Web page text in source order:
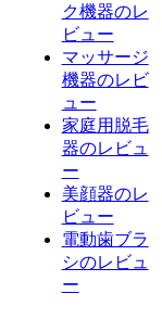
ク機器のレ
ビュー
マッサージ
機器のレビ
ュー
家庭用脱毛
器のレビュ
ー
美顔器のレ
ビュー
電動歯ブラ
シのレビュ
ー